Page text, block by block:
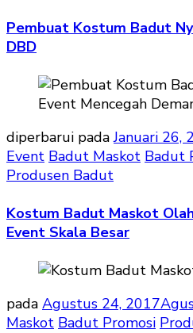
Pembuat Kostum Badut
DBD
diperbarui padaJanuari 26,
Event Badut Maskot Badut
Produsen Badut
Kostum Badut Maskot
Event Skala Besar
pada Agustus 24, 2017
Maskot Badut Promosi